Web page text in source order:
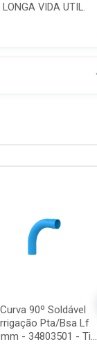
VIDA UTIL.
Curva 90º Soldável
Pta/Bsa Lf
- 34803501 - Ti...